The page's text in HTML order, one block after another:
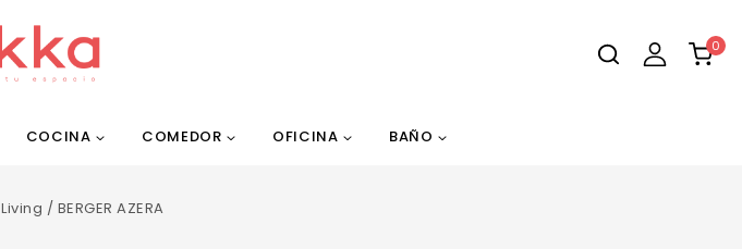
0
COCINA COMEDOR OFICINA BAÑO
Living / BERGER AZERA